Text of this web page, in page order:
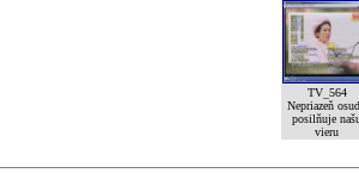
TV_564
Nepriazeň
posilňuje
vieru